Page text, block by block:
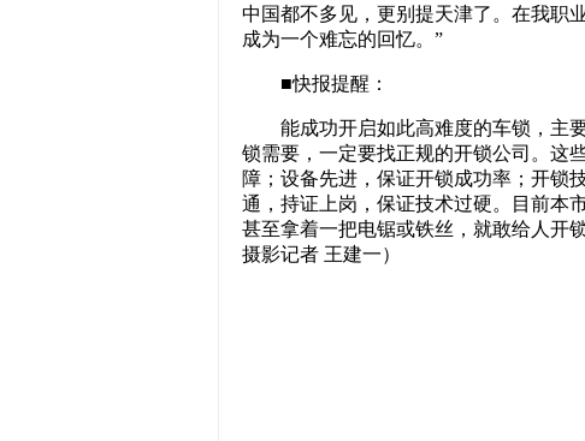
中国都不多见，更别提天津了。在我职
成为一个难忘的回忆。”
■快报提醒：
能成功开启如此高难度的车锁，主要
锁需要，一定要找正规的开锁公司。这
障；设备先进，保证开锁成功率；开锁
通，持证上岗，保证技术过硬。目前本
甚至拿着一把电锯或铁丝，就敢给人开
摄影记者 王建一）